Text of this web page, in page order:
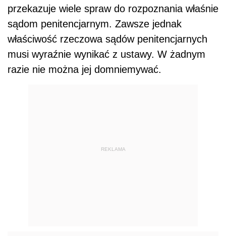
przekazuje wiele spraw do rozpoznania właśnie
sądom penitencjarnym. Zawsze jednak
właściwość rzeczowa sądów penitencjarnych
musi wyraźnie wynikać z ustawy. W żadnym
razie nie można jej domniemywać.
REKLAMA